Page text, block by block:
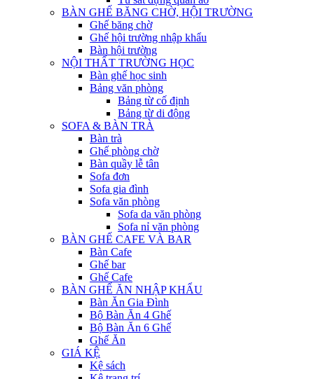
BÀN GHẾ BĂNG CHỜ, HỘI TRƯỜNG
Ghế băng chờ
Ghế hội trường nhập khẩu
Bàn hội trường
NỘI THẤT TRƯỜNG HỌC
Bàn ghế học sinh
Bảng văn phòng
Bảng từ cố định
Bảng từ di động
SOFA & BÀN TRÀ
Bàn trà
Ghế phòng chờ
Bàn quầy lễ tân
Sofa đơn
Sofa gia đình
Sofa văn phòng
Sofa da văn phòng
Sofa nỉ văn phòng
BÀN GHẾ CAFE VÀ BAR
Bàn Cafe
Ghế bar
Ghế Cafe
BÀN GHẾ ĂN NHẬP KHẨU
Bàn Ăn Gia Đình
Bộ Bàn Ăn 4 Ghế
Bộ Bàn Ăn 6 Ghế
Ghế Ăn
GIÁ KỆ
Kệ sách